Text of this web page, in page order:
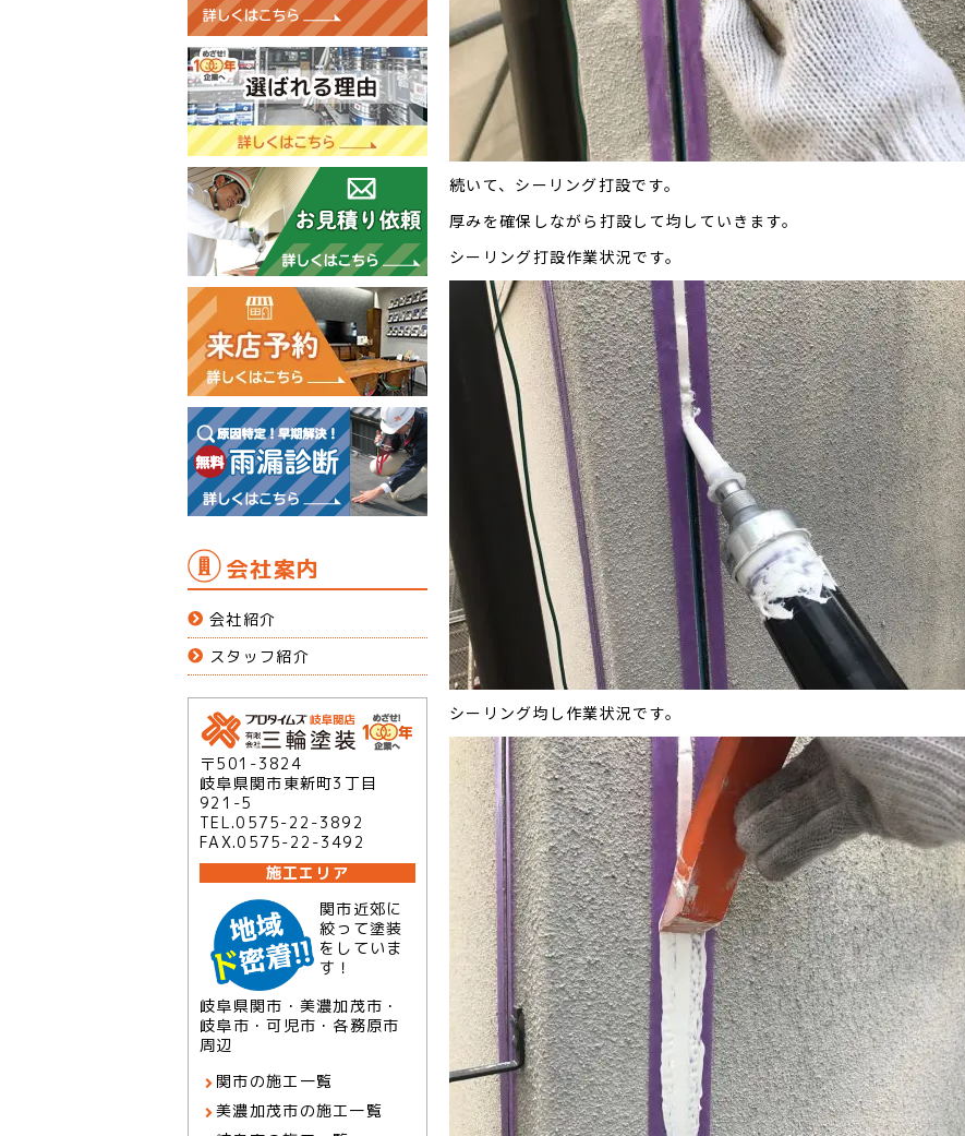
続いて、シーリング打設です。
厚みを確保しながら打設して均していきます。
シーリング打設作業状況です。
シーリング均し作業状況です。
会社案内
会社紹介
スタッフ紹介
〒501-3824
岐阜県関市東新町3丁目
921-5
TEL.0575-22-3892
FAX.0575-22-3492
施工エリア
関市近郊に
絞って塗装
をしていま
す！
岐阜県関市・美濃加茂市・
岐阜市・可児市・各務原市
周辺
関市の施工一覧
美濃加茂市の施工一覧